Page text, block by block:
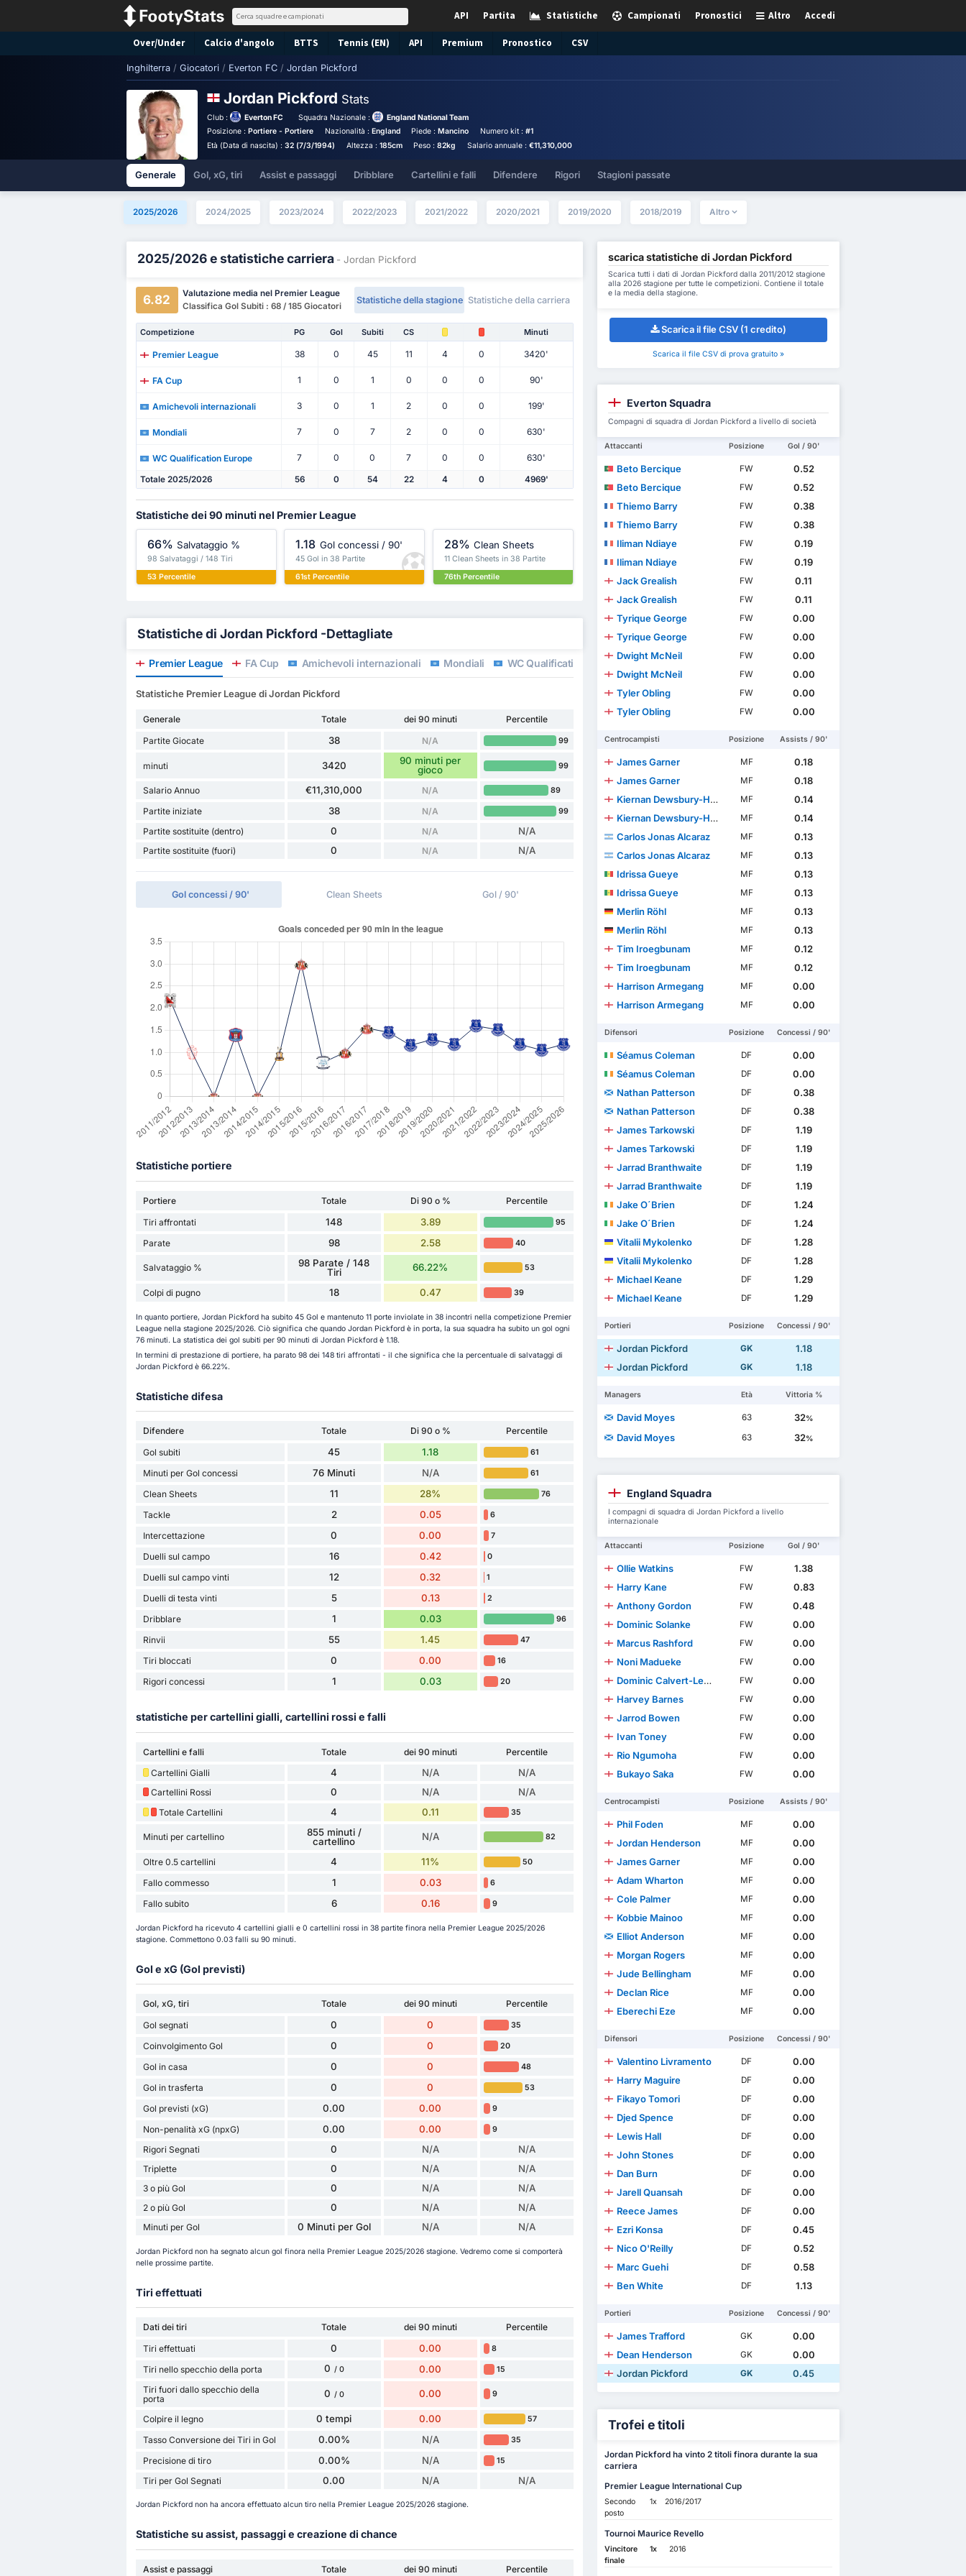
Accedi
Altro
Pronostici
Campionati
Statistiche
Partita
API
Over/Under Calcio d'angolo BTTS Tennis (EN) API Premium Pronostico CSV
Inghilterra / Giocatori / Everton FC / Jordan Pickford
Jordan Pickford Stats
Club : Everton FC Squadra Nazionale :
England National Team
Posizione :Portiere - Portiere Nazionalità : England Piede :Mancino Numero kit : #1
Età (Data di nascita) :32 (7/3/1994) Altezza : 185cm Peso :82kg Salario annuale : €11,310,000
Generale Gol, xG, tiri Assist e passaggi Dribblare Cartellini e falli Difendere Rigori Stagioni passate
2025/2026 2024/2025 2023/2024 2022/2023 2021/2022 2020/2021 2019/2020 2018/2019 Altro
2025/2026 e statistiche carriera - Jordan Pickford
6.82
Valutazione media nel Premier League
Classifica Gol Subiti : 68 / 185 Giocatori
Statistiche della stagione Statistiche della carriera
Competizione PG Gol Subiti CS Minuti
Premier League 38 0 45 11 4 0 3420'
FA Cup 1 0 1 0 0 0 90'
Amichevoli internazionali 3 0 1 2 0 0 199'
Mondiali 7 0 7 2 0 0 630'
WC Qualification Europe 7 0 0 7 0 0 630'
Totale 2025/2026 56 0 54 22 4 0 4969'
Statistiche dei 90 minuti nel Premier League
66% Salvataggio %
98 Salvataggi / 148 Tiri
53 Percentile
1.18 Gol concessi / 90'
45 Gol in 38 Partite
61st Percentile
28% Clean Sheets
11 Clean Sheets in 38 Partite
76th Percentile
Statistiche di Jordan Pickford -Dettagliate
Premier League FA Cup Amichevoli internazionali Mondiali WC Qualification Europe
Statistiche Premier League di Jordan Pickford
Generale Totale dei 90 minuti
Percentile
Partite Giocate
38 N/A 99
minuti 3420
90 minuti per
gioco
99
Salario Annuo €11,310,000 N/A 89
Partite iniziate 38 N/A 99
Partite sostituite (dentro) 0 N/A N/A
Partite sostituite (fuori) 0 N/A N/A
Gol concessi / 90' Clean Sheets Gol / 90'
Statistiche portiere
Portiere Totale Di 90 o %
Percentile
Tiri affrontati
148 3.89 95
Parate 98 2.58 40
Salvataggio %
98 Parate / 148
Tiri
66.22% 53
Colpi di pugno 18 0.47 39
In quanto portiere, Jordan Pickford ha subito 45 Gol e mantenuto 11 porte inviolate in 38 incontri nella competizione Premier
League nella stagione 2025/2026. Ciò significa che quando Jordan Pickford è in porta, la sua squadra ha subito un gol ogni
76 minuti. La statistica dei gol subiti per 90 minuti di Jordan Pickford è 1.18.
In termini di prestazione di portiere, ha parato 98 dei 148 tiri affrontati - il che significa che la percentuale di salvataggi di
Jordan Pickford è 66.22%.
Statistiche difesa
Difendere Totale Di 90 o %
Percentile
Gol subiti
45 1.18 61
Minuti per Gol concessi 76 Minuti N/A 61
Clean Sheets 11 28% 76
Tackle 2 0.05 6
Intercettazione 0 0.00 7
Duelli sul campo 16 0.42 0
Duelli sul campo vinti 12 0.32 1
Duelli di testa vinti 5 0.13 2
Dribblare 1 0.03 96
Rinvii 55 1.45 47
Tiri bloccati 0 0.00 16
Rigori concessi 1 0.03 20
statistiche per cartellini gialli, cartellini rossi e falli
Cartellini e falli Totale dei 90 minuti
Percentile
Cartellini Gialli
4 N/A N/A
Cartellini Rossi 0 N/A N/A
Totale Cartellini 4 0.11 35
Minuti per cartellino
855 minuti /
cartellino
N/A 82
Oltre 0.5 cartellini 4 11% 50
Fallo commesso 1 0.03 6
Fallo subito 6 0.16 9
Jordan Pickford ha ricevuto 4 cartellini gialli e 0 cartellini rossi in 38 partite finora nella Premier League 2025/2026
stagione. Commettono 0.03 falli su 90 minuti.
Gol e xG (Gol previsti)
Gol, xG, tiri Totale dei 90 minuti
Percentile
Gol segnati
0 0 35
Coinvolgimento Gol 0 0 20
Gol in casa 0 0 48
Gol in trasferta 0 0 53
Gol previsti (xG) 0.00 0.00 9
Non-penalità xG (npxG) 0.00 0.00 9
Rigori Segnati 0 N/A N/A
Triplette 0 N/A N/A
3 o più Gol 0 N/A N/A
2 o più Gol 0 N/A N/A
Minuti per Gol 0 Minuti per Gol N/A N/A
Jordan Pickford non ha segnato alcun gol finora nella Premier League 2025/2026 stagione. Vedremo come si comporterà
nelle prossime partite.
Tiri effettuati
Dati dei tiri Totale dei 90 minuti
Percentile
Tiri effettuati
0 0.00 8
Tiri nello specchio della porta 0 / 0 0.00 15
Tiri fuori dallo specchio della
porta
0 / 0 0.00 9
Colpire il legno 0 tempi 0.00 57
Tasso Conversione dei Tiri in Gol 0.00% N/A 35
Precisione di tiro 0.00% N/A 15
Tiri per Gol Segnati 0.00 N/A N/A
Jordan Pickford non ha ancora effettuato alcun tiro nella Premier League 2025/2026 stagione.
Statistiche su assist, passaggi e creazione di chance
Assist e passaggi Totale dei 90 minuti Percentile
scarica statistiche di Jordan Pickford
Scarica tutti i dati di Jordan Pickford dalla 2011/2012 stagione
alla 2026 stagione per tutte le competizioni. Contiene il totale
e la media della stagione.
Scarica il file CSV (1 credito)
Scarica il file CSV di prova gratuito »
Everton Squadra
Compagni di squadra di Jordan Pickford a livello di società
Attaccanti Posizione Gol / 90'
Beto Bercique FW
0.52
Beto Bercique
FW
0.52
Thiemo Barry
FW
0.38
Thiemo Barry
FW
0.38
Iliman Ndiaye
FW
0.19
Iliman Ndiaye
FW
0.19
Jack Grealish
FW
0.11
Jack Grealish
FW
0.11
Tyrique George
FW
0.00
Tyrique George
FW
0.00
Dwight McNeil
FW
0.00
Dwight McNeil
FW
0.00
Tyler Obling
FW
0.00
Tyler Obling
FW 0.00
Centrocampisti Posizione Assists / 90'
James Garner MF
0.18
James Garner
MF
0.18
Kiernan Dewsbury-Hall
MF
0.14
Kiernan Dewsbury-Hall
MF
0.14
Carlos Jonas Alcaraz
MF
0.13
Carlos Jonas Alcaraz
MF
0.13
Idrissa Gueye
MF
0.13
Idrissa Gueye
MF
0.13
Merlin Röhl
MF
0.13
Merlin Röhl
MF
0.13
Tim Iroegbunam
MF
0.12
Tim Iroegbunam
MF
0.12
Harrison Armegang
MF
0.00
Harrison Armegang
MF 0.00
Difensori Posizione Concessi / 90'
Séamus Coleman DF
0.00
Séamus Coleman
DF
0.00
Nathan Patterson
DF
0.38
Nathan Patterson
DF
0.38
James Tarkowski
DF
1.19
James Tarkowski
DF
1.19
Jarrad Branthwaite
DF
1.19
Jarrad Branthwaite
DF
1.19
Jake O´Brien
DF
1.24
Jake O´Brien
DF
1.24
Vitalii Mykolenko
DF
1.28
Vitalii Mykolenko
DF
1.28
Michael Keane
DF
1.29
Michael Keane
DF 1.29
Portieri Posizione Concessi / 90'
Jordan Pickford GK
1.18
Jordan Pickford
GK 1.18
Managers Età Vittoria %
David Moyes 63 32%
David Moyes 63 32%
England Squadra
I compagni di squadra di Jordan Pickford a livello
internazionale
Attaccanti Posizione Gol / 90'
Ollie Watkins FW
1.38
Harry Kane
FW
0.83
Anthony Gordon
FW
0.48
Dominic Solanke
FW
0.00
Marcus Rashford
FW
0.00
Noni Madueke
FW
0.00
Dominic Calvert-Lewin
FW
0.00
Harvey Barnes
FW
0.00
Jarrod Bowen
FW
0.00
Ivan Toney
FW
0.00
Rio Ngumoha
FW
0.00
Bukayo Saka
FW 0.00
Centrocampisti Posizione Assists / 90'
Phil Foden MF
0.00
Jordan Henderson
MF
0.00
James Garner
MF
0.00
Adam Wharton
MF
0.00
Cole Palmer
MF
0.00
Kobbie Mainoo
MF
0.00
Elliot Anderson
MF
0.00
Morgan Rogers
MF
0.00
Jude Bellingham
MF
0.00
Declan Rice
MF
0.00
Eberechi Eze
MF 0.00
Difensori Posizione Concessi / 90'
Valentino Livramento DF
0.00
Harry Maguire
DF
0.00
Fikayo Tomori
DF
0.00
Djed Spence
DF
0.00
Lewis Hall
DF
0.00
John Stones
DF
0.00
Dan Burn
DF
0.00
Jarell Quansah
DF
0.00
Reece James
DF
0.00
Ezri Konsa
DF
0.45
Nico O'Reilly
DF
0.52
Marc Guehi
DF
0.58
Ben White
DF 1.13
Portieri Posizione Concessi / 90'
James Trafford GK
0.00
Dean Henderson
GK
0.00
Jordan Pickford
GK 0.45
Trofei e titoli
Jordan Pickford ha vinto 2 titoli finora durante la sua
carriera
Premier League International Cup
Secondo
posto
1x 2016/2017
Tournoi Maurice Revello
Vincitore
finale
1x 2016